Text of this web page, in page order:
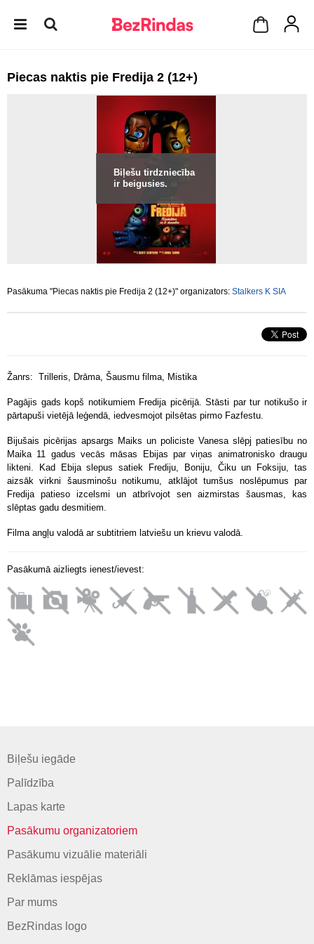
Piecas naktis pie Fredija 2 (12+)
Biļešu tirdzniecība
ir beigusies.
Pasākuma "Piecas naktis pie Fredija 2 (12+)" organizators: Stalkers K SIA
Žanrs: Trilleris, Drāma, Šausmu filma, Mistika
Pagājis gads kopš notikumiem Fredija picērijā. Stāsti par tur notikušo ir
pārtapuši vietējā leģendā, iedvesmojot pilsētas pirmo Fazfestu.
Bijušais picērijas apsargs Maiks un policiste Vanesa slēpj patiesību no
Maika 11 gadus vecās māsas Ebijas par viņas animatronisko draugu
likteni. Kad Ebija slepus satiek Frediju, Boniju, Čiku un Foksiju, tas
aizsāk virkni šausminošu notikumu, atklājot tumšus noslēpumus par
Fredija patieso izcelsmi un atbrīvojot sen aizmirstas šausmas, kas
slēptas gadu desmitiem.
Filma angļu valodā ar subtitriem latviešu un krievu valodā.
Pasākumā aizliegts ienest/ievest:
Biļešu iegāde
Palīdzība
Lapas karte
Pasākumu organizatoriem
Pasākumu vizuālie materiāli
Reklāmas iespējas
Par mums
BezRindas logo